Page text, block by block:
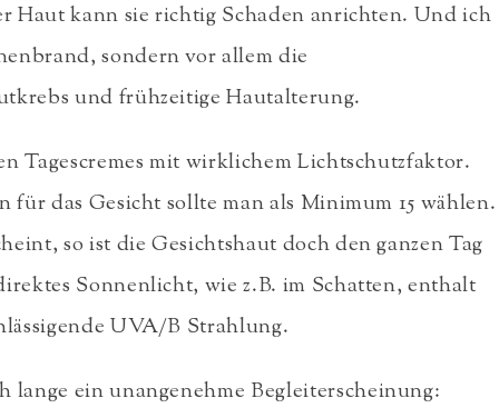
Haut kann sie richtig Schaden anrichten. Und ich
sondern vor allem die
und frühzeitige Hautalterung.
Tagescremes mit wirklichem Lichtschutzfaktor.
für das Gesicht sollte man als Minimum 15 wählen.
so ist die Gesichtshaut doch den ganzen Tag
Sonnenlicht, wie z.B. im Schatten, enthalt
UVA/B Strahlung.
lange ein unangenehme Begleiterscheinung: